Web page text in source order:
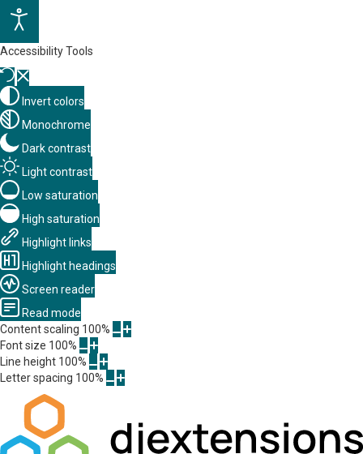
Accessibility Tools
Invert colors
Monochrome
Dark contrast
Light contrast
Low saturation
High saturation
Highlight links
Highlight headings
Screen reader
Read mode
Content scaling 100%
Font size 100%
Line height 100%
Letter spacing 100%